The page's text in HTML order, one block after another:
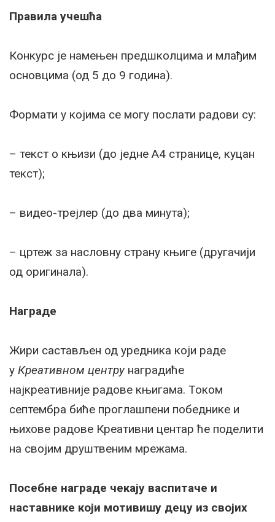
Правила учешћа
Конкурс је намењен предшколцима и млађим
основцима (од 5 до 9 година).
Формати у којима се могу послати радови су:
– текст о књизи (до једне А4 странице, куцан
текст);
– видео-трејлер (до два минута);
– цртеж за насловну страну књиге (другачији
од оригинала).
Награде
Жири састављен од уредника који раде
у Креативном центру наградиће
најкреативније радове књигама. Током
септембра биће проглашпени победнике и
њихове радове Креативни центар ће поделити
на својим друштвеним мрежама.
Посебне награде чекају васпитаче и
наставнике који мотивишу децу из својих